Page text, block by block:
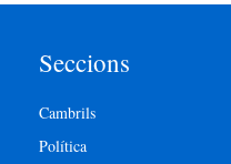
Seccions
Cambrils
Política